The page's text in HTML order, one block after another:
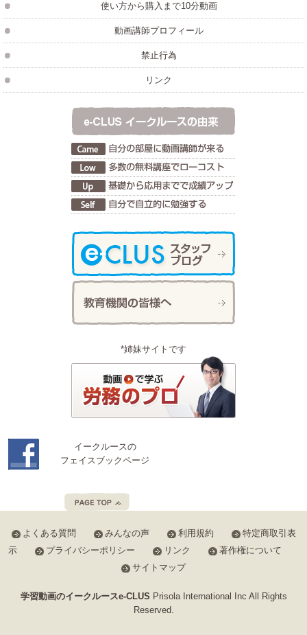
使い方から購入まで10分動画
動画講師プロフィール
禁止行為
リンク
*姉妹サイトです
イークルースの
フェイスブックページ
よくある質問 みんなの声 利用規約
特定商取引表
示
プライバシーポリシー リンク
著作権について
サイトマップ
学習動画のイークルースe-CLUS Prisola International Inc All Rights
Reserved.